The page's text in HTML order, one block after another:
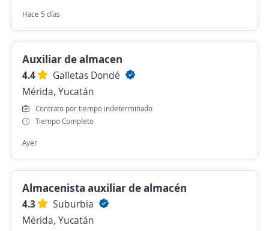
Hace 5 días
Auxiliar de almacen
4.4
Galletas Dondé
Mérida, Yucatán
Contrato por tiempo indeterminado
Tiempo Completo
Ayer
Almacenista auxiliar de almacén
4.3
Suburbia
Mérida, Yucatán